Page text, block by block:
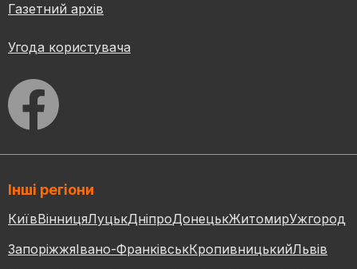
Газетний архів
Угода користувача
Інші регіони
КиївВінницяЛуцькДніпроДонецькЖитомирУжгород
ЗапоріжжяІвано-ФранківськКропивницькийЛьвів